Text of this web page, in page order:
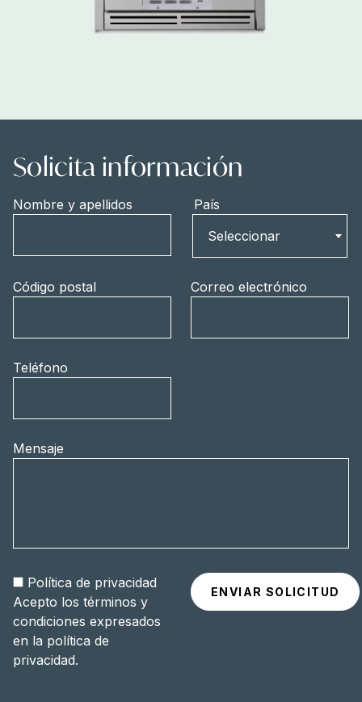
Solicita información
Nombre y apellidos
País
Seleccionar
Código postal Correo electrónico
Teléfono
Mensaje
Política de privacidad
Acepto los términos y
condiciones expresados
en la política de
privacidad.